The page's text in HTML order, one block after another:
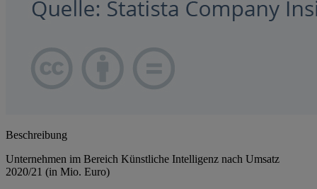
Beschreibung
Unternehmen im Bereich Künstliche Intelligenz nach Umsatz
2020/21 (in Mio. Euro)